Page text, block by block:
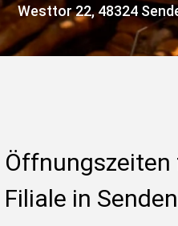
Westtor 22, 48324
Öffnungszeiten
Filiale in